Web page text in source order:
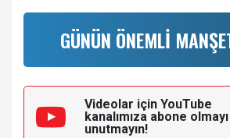
GÜNÜN ÖNEMLİ
Videolar için YouTube
kanalımıza abone olmayı
unutmayın!